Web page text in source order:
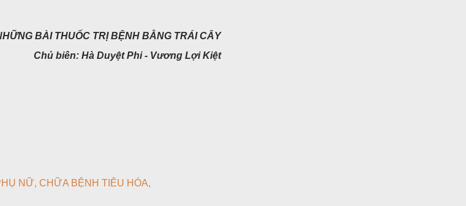
BÀI THUỐC TRỊ BỆNH BẰNG TRÁI CÂY
Chủ biên: Hà Duyệt Phi - Vương Lợi Kiệt
NỮ CHỮA BỆNH TIÊU HÓA